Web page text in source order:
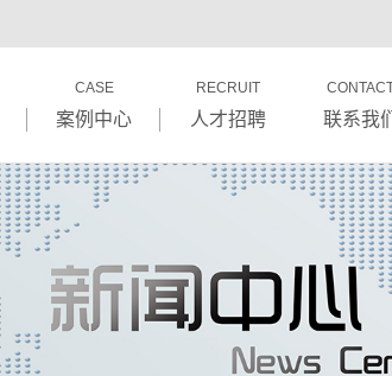
CASE
案例中心
RECRUIT
人才招聘 联系我们